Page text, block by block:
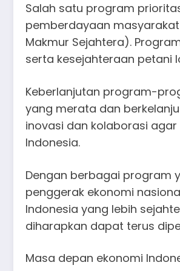
Salah satu program
pemberdayaan masyarakat
Makmur Sejahtera).
serta kesejahteraan petani
Keberlanjutan program-
yang merata dan
inovasi dan kolaborasi
Indonesia.
Dengan berbagai program
penggerak ekonomi
Indonesia yang lebih
diharapkan dapat terus
Masa depan ekonomi